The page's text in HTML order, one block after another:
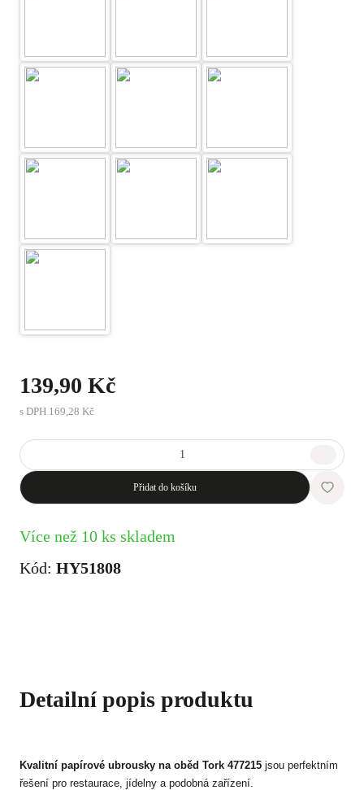
139,90 Kč
s DPH 169,28 Kč
Přidat do košíku
Více než 10 ks skladem
Kód: HY51808
Detailní popis produktu
Kvalitní papírové ubrousky na oběd Tork 477215 jsou perfektním
řešení pro restaurace, jídelny a podobná zařízení.